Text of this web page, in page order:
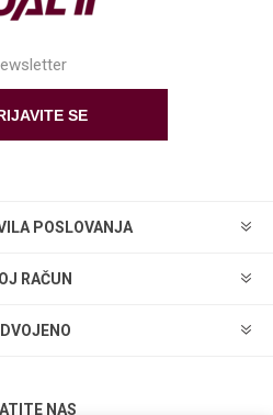
POSLOVANJA
RAČUN
NAS